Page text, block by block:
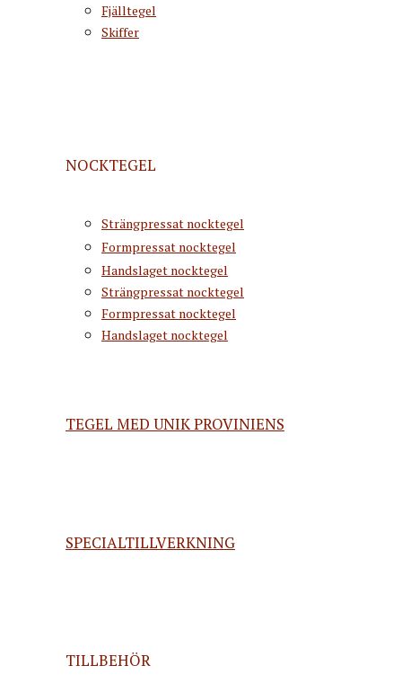
Fjälltegel
Skiffer
NOCKTEGEL
Strängpressat nocktegel
Formpressat nocktegel
Handslaget nocktegel
Strängpressat nocktegel
Formpressat nocktegel
Handslaget nocktegel
TEGEL MED UNIK PROVINIENS
SPECIALTILLVERKNING
TILLBEHÖR